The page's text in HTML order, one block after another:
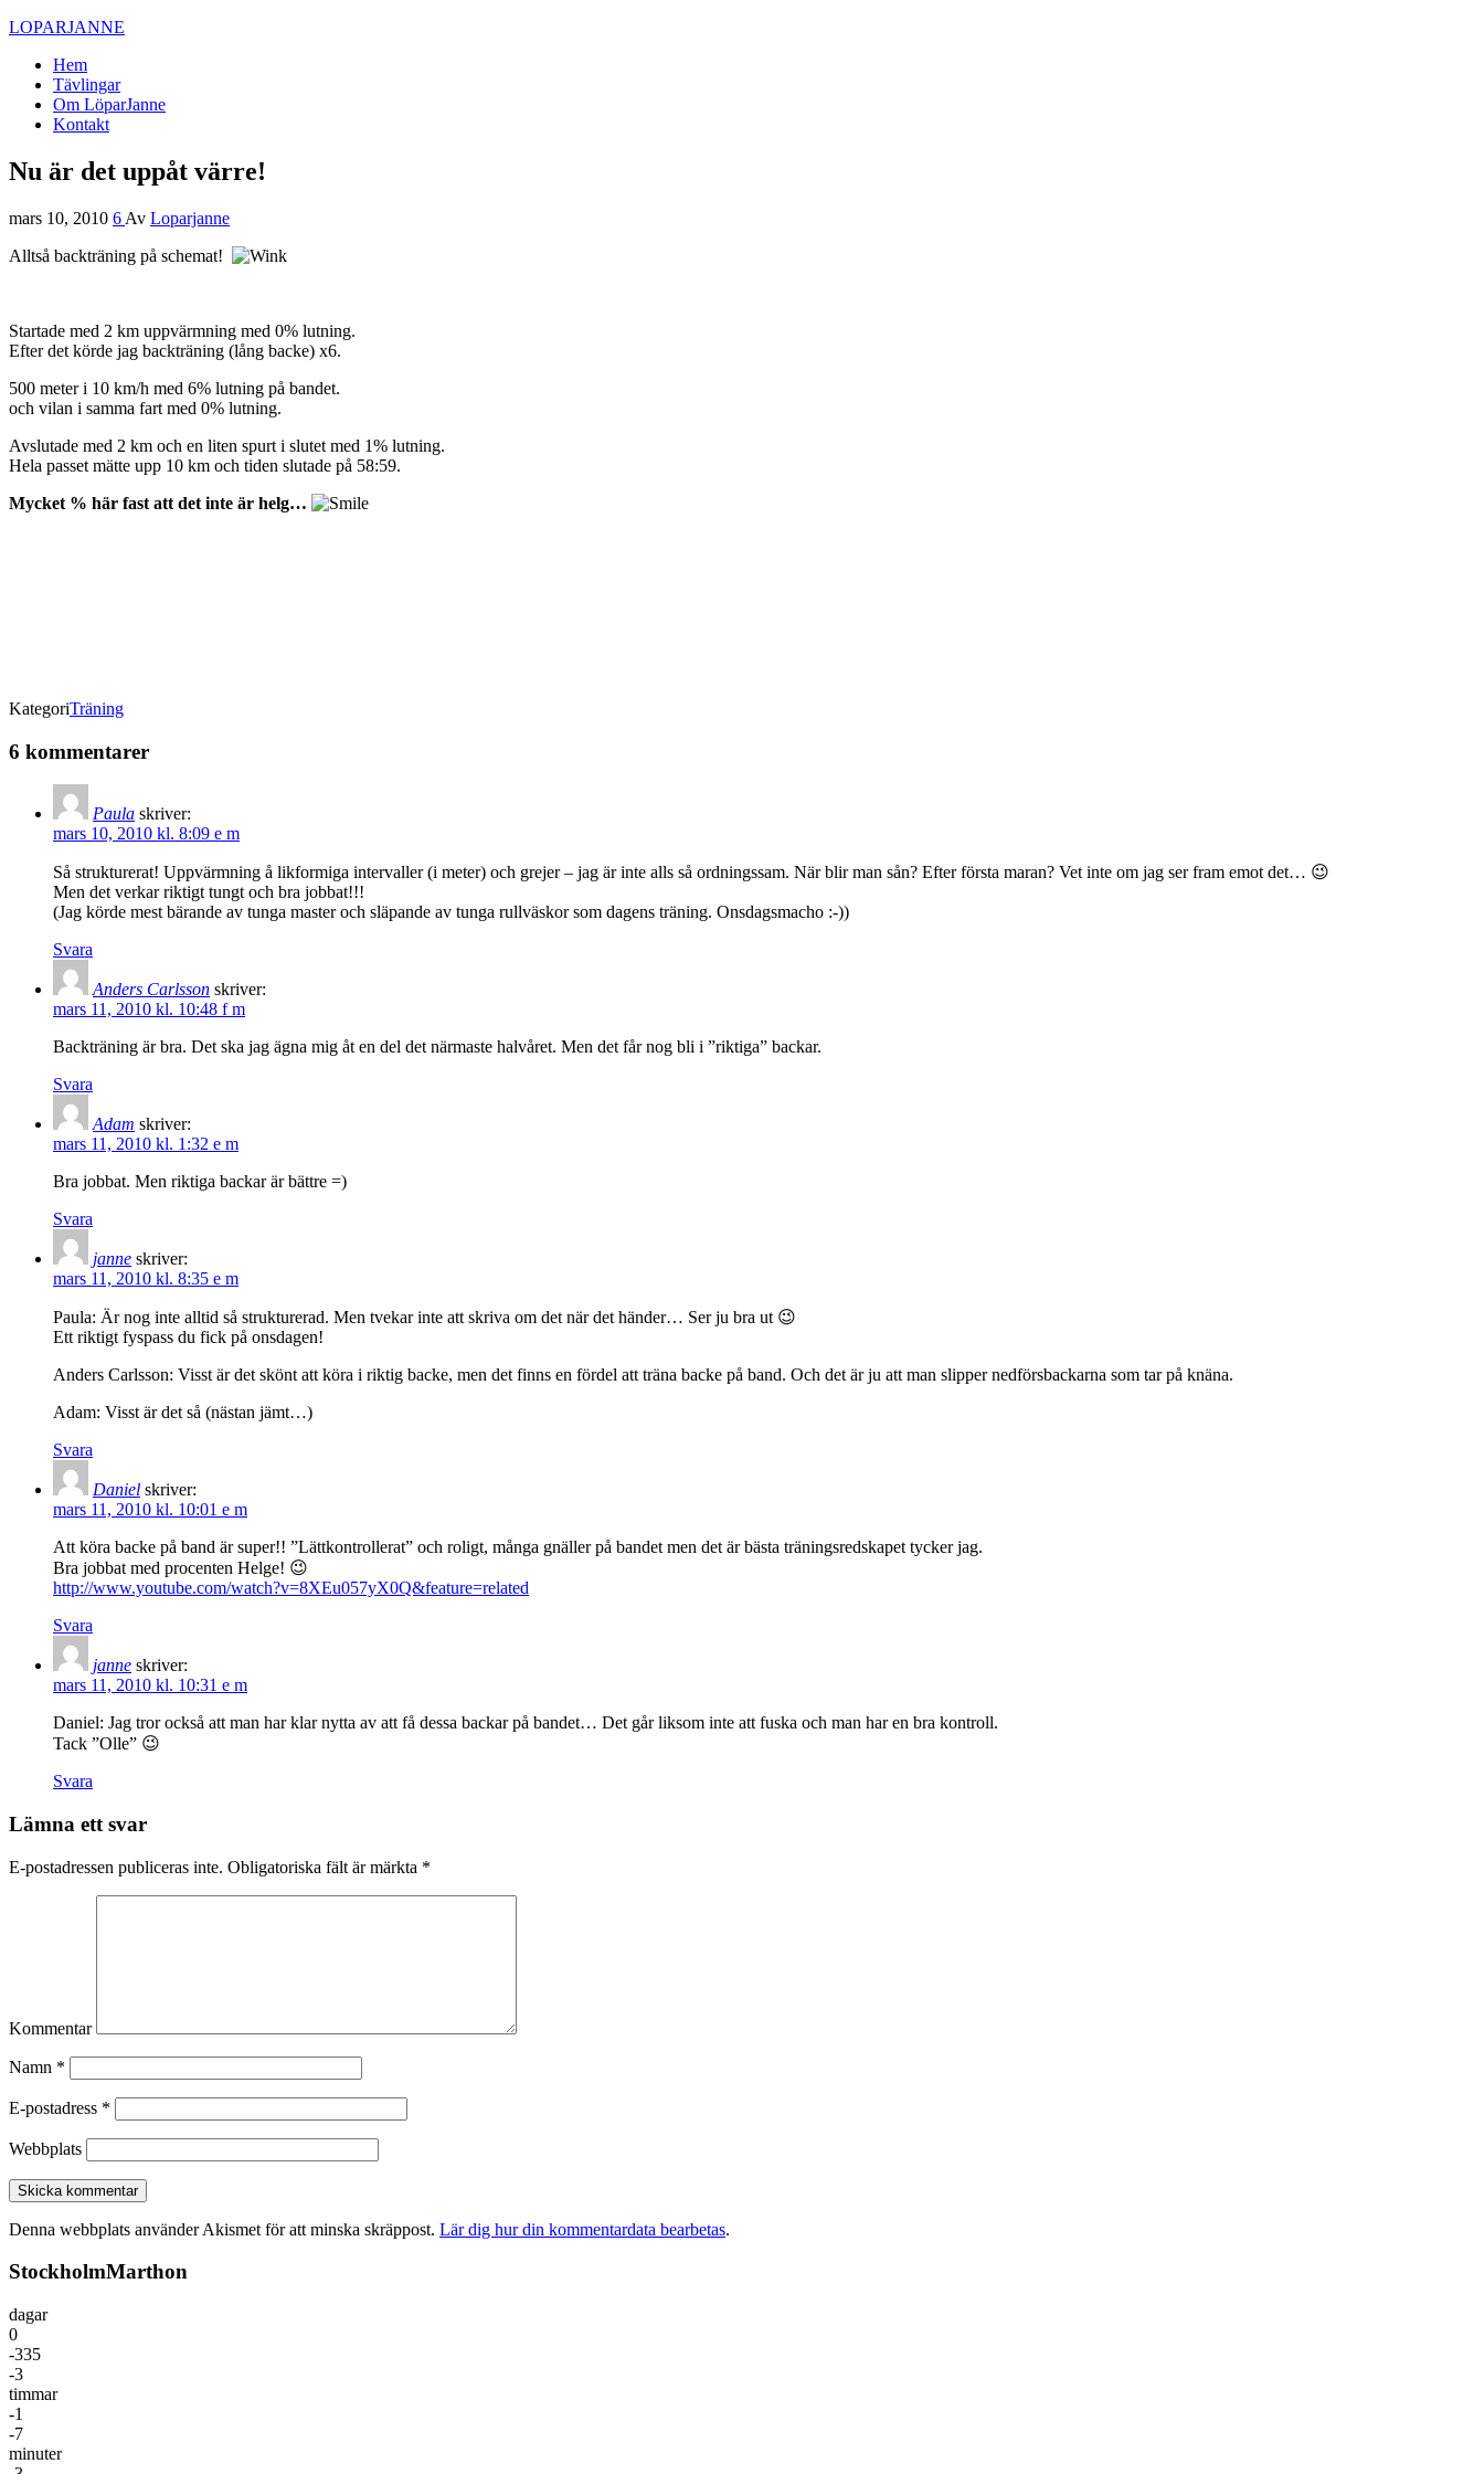
LOPARJANNE
Hem
Tävlingar
Om LöparJanne
Kontakt
Nu är det uppåt värre!
mars 10, 2010 6 Av Loparjanne
Alltså backträning på schemat!
Startade med 2 km uppvärmning med 0% lutning.
Efter det körde jag backträning (lång backe) x6.
500 meter i 10 km/h med 6% lutning på bandet.
och vilan i samma fart med 0% lutning.
Avslutade med 2 km och en liten spurt i slutet med 1% lutning.
Hela passet mätte upp 10 km och tiden slutade på 58:59.
Mycket % här fast att det inte är helg…
KategoriTräning
6 kommentarer
Paula skriver:
mars 10, 2010 kl. 8:09 e m
Så strukturerat! Uppvärmning å likformiga intervaller (i meter) och grejer – jag är inte alls så ordningssam. När blir man sån? Efter första maran? Vet inte om jag ser fram emot det… 😉
Men det verkar riktigt tungt och bra jobbat!!!
(Jag körde mest bärande av tunga master och släpande av tunga rullväskor som dagens träning. Onsdagsmacho :-))
Svara
Anders Carlsson skriver:
mars 11, 2010 kl. 10:48 f m
Backträning är bra. Det ska jag ägna mig åt en del det närmaste halvåret. Men det får nog bli i ”riktiga” backar.
Svara
Adam skriver:
mars 11, 2010 kl. 1:32 e m
Bra jobbat. Men riktiga backar är bättre =)
Svara
janne skriver:
mars 11, 2010 kl. 8:35 e m
Paula: Är nog inte alltid så strukturerad. Men tvekar inte att skriva om det när det händer… Ser ju bra ut 😉
Ett riktigt fyspass du fick på onsdagen!
Anders Carlsson: Visst är det skönt att köra i riktig backe, men det finns en fördel att träna backe på band. Och det är ju att man slipper nedförsbackarna som tar på knäna.
Adam: Visst är det så (nästan jämt…)
Svara
Daniel skriver:
mars 11, 2010 kl. 10:01 e m
Att köra backe på band är super!! ”Lättkontrollerat” och roligt, många gnäller på bandet men det är bästa träningsredskapet tycker jag.
Bra jobbat med procenten Helge! 😉
http://www.youtube.com/watch?v=8XEu057yX0Q&feature=related
Svara
janne skriver:
mars 11, 2010 kl. 10:31 e m
Daniel: Jag tror också att man har klar nytta av att få dessa backar på bandet… Det går liksom inte att fuska och man har en bra kontroll.
Tack ”Olle” 😉
Svara
Lämna ett svar
E-postadressen publiceras inte. Obligatoriska fält är märkta *
Kommentar
Namn *
E-postadress *
Webbplats
Denna webbplats använder Akismet för att minska skräppost. Lär dig hur din kommentardata bearbetas.
StockholmMarthon
dagar
0
-335
-3
timmar
-1
-7
minuter